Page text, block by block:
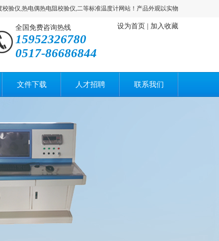
电阻校验仪,二等标准温度计网站！产品外观以实物为准，产品发展有时会涉
设为首页 加入收藏
全国免费咨询热线
15952326780
0517-86686844
文件下载 人才招聘 联系我们